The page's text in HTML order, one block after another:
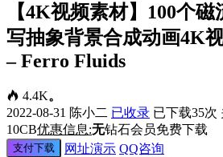
【4K视频素材】100个
写抽象背景合成动画4K
– Ferro Fluids
4.4K。
2022-08-31 陈小二 已收录 已下载35次
10CB优惠信息:无钻石会员免费下载
支付下载 网址演示 QQ咨询